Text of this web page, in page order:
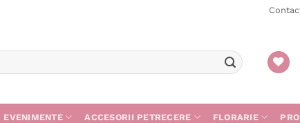
EVENIMENTE ACCESORII PETRECERE FLORARIE